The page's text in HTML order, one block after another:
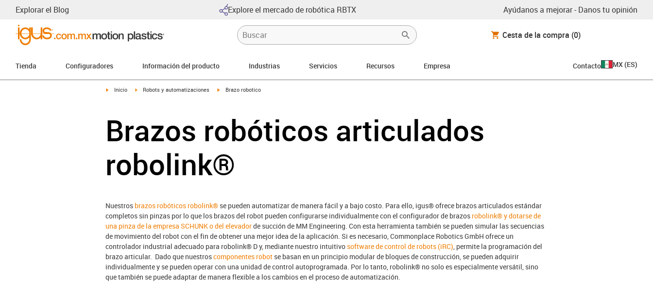
Explorar el Blog Explore el mercado de robótica RBTX Ayúdanos a mejorar - Danos tu opinión
Cesta de la compra (0)
Tienda Configuradores Información del producto Industrias Servicios Recursos Empresa Contacto MX (ES)
igus-icon-arrow-right
Inicio igus-icon-arrow-right
Robots y automatizaciones igus-icon-arrow-right
Brazo robotico
Brazos robóticos articulados
robolink®
Nuestros brazos robóticos robolink® se pueden automatizar de manera fácil y a bajo costo. Para ello, igus® ofrece brazos articulados estándar
completos sin pinzas por lo que los brazos del robot pueden configurarse individualmente con el configurador de brazos robolink® y dotarse de
una pinza de la empresa SCHUNK o del elevadorde succión de MM Engineering. Con esta herramienta también se pueden simular las secuencias
de movimiento del robot con el fin de obtener una mejor idea de la aplicación. Si es necesario, Commonplace Robotics GmbH ofrece un
controlador industrial adecuado para robolink® D y, mediante nuestro intuitivo software de control de robots (iRC) , permite la programación del
brazo articular. Dado que nuestroscomponentes robot se basan en un principio modular de bloques de construcción, se pueden adquirir
individualmente y se pueden operar con una unidad de control autoprogramada. Por lo tanto, robolink® no solo es especialmente versátil, sino
que también se puede adaptar de manera flexible a los cambios en el proceso de automatización.